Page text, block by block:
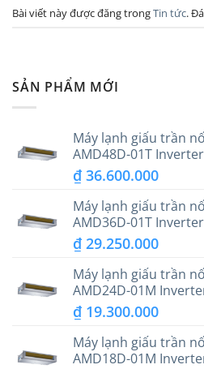
Bài viết này được đăng trongTin tức.
SẢN PHẨM MỚI
Máy lạnh giấu trần
AMD48D-01T
₫ 36.600.000
Máy lạnh giấu trần
AMD36D-01T
₫ 29.250.000
Máy lạnh giấu trần
AMD24D-01M
₫ 19.300.000
Máy lạnh giấu trần
AMD18D-01M